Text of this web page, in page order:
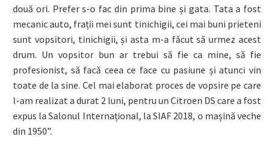
două ori. Prefer s-o fac din prima bine și gata. Tata a fost
mecanic auto, frații mei sunt tinichigii, cei mai buni prieteni
sunt vopsitori, tinichigii, și asta m-a făcut să urmez acest
drum. Un vopsitor bun ar trebui să fie ca mine, să fie
profesionist, să facă ceea ce face cu pasiune și atunci vin
toate de la sine. Cel mai elaborat proces de vopsire pe care
l-am realizat a durat 2 luni, pentru un Citroen DS care a fost
expus la Salonul Internațional, la SIAF 2018, o mașină veche
din 1950”.